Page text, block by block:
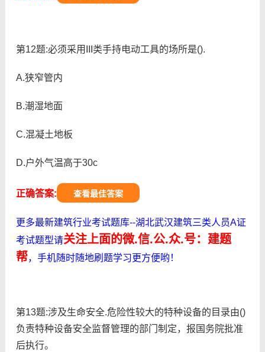
第12题:必须采用III类手持电动工具的场所是().
A.狭窄管内
B.潮湿地面
C.混凝土地板
D.户外气温高于30c
正确答案: 查看最佳答案
更多最新建筑行业考试题库--湖北武汉建筑三类人员A证
考试题型请关注上面的微.信.公.众.号：建题
帮，手机随时随地刷题学习更方便哟！
第13题:涉及生命安全.危险性较大的特种设备的目录由()
负责特种设备安全监督管理的部门制定，报国务院批准
后执行。